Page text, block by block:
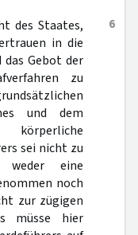
6
des Staates,
in die
Gebot der
zu
und dem
sei nicht zu
weder eine
noch
zur zügigen
müsse hier